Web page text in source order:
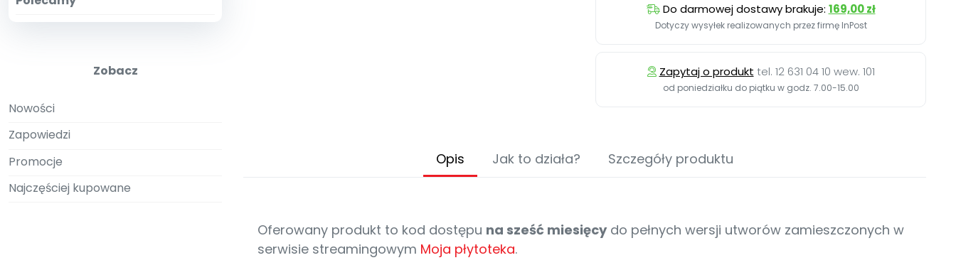
Zobacz
Nowości
Zapowiedzi
Promocje
Najczęściej kupowane
Do darmowej dostawy brakuje: 169,00 zł
Dotyczy wysyłek realizowanych przez firmę InPost
Zapytaj o produkt tel. 12 631 04 10 wew. 101
od poniedziałku do piątku w godz. 7.00-15.00
Opis Jak to działa? Szczegóły produktu
Oferowany produkt to kod dostępu na sześć miesięcydo pełnych wersji utworów zamieszczonych w
serwisie streamingowym Moja płytoteka.